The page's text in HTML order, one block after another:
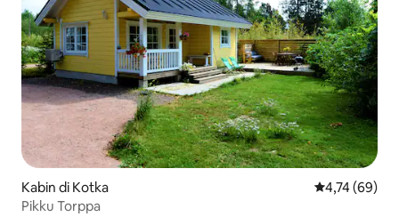
Kabin di Kotka Nilai rata-rata
4,74 (69)
Pikku Torppa